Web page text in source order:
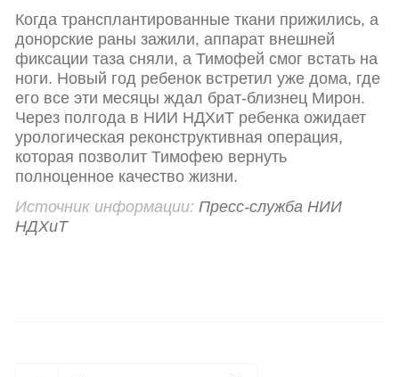
Когда трансплантированные ткани прижились, а
донорские раны зажили, аппарат внешней
фиксации таза сняли, а Тимофей смог встать на
ноги. Новый год ребенок встретил уже дома, где
его все эти месяцы ждал брат-близнец Мирон.
Через полгода в НИИ НДХиТ ребенка ожидает
урологическая реконструктивная операция,
которая позволит Тимофею вернуть
полноценное качество жизни.
Источник информации: Пресс-служба НИИ
НДХиТ